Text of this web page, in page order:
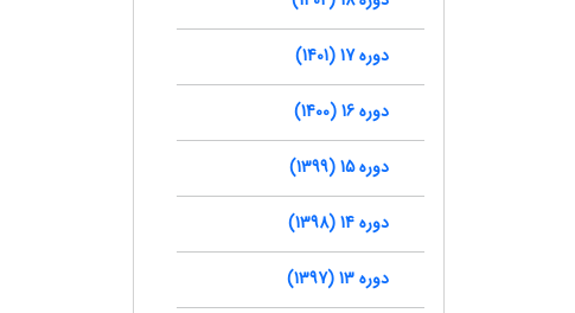
دوره 17 (1401)
دوره 16 (1400)
دوره 15 (1399)
دوره 14 (1398)
دوره 13 (1397)